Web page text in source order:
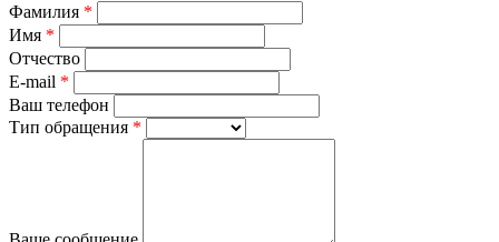
Фамилия *
Имя *
Отчество
E-mail *
Ваш телефон
Тип обращения *